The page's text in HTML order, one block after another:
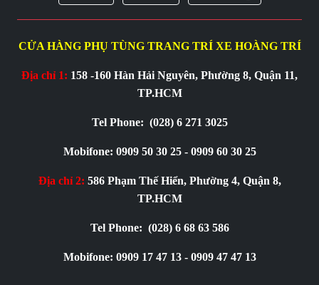
CỬA HÀNG PHỤ TÙNG TRANG TRÍ XE HOÀNG TRÍ
Địa chỉ 1: 158 -160 Hàn Hải Nguyên, Phường 8, Quận 11,
TP.HCM
Tel Phone: (028) 6 271 3025
Mobifone: 0909 50 30 25 - 0909 60 30 25
Địa chỉ 2: 586 Phạm Thế Hiển, Phường 4, Quận 8,
TP.HCM
Tel Phone: (028) 6 68 63 586
Mobifone: 0909 17 47 13 - 0909 47 47 13